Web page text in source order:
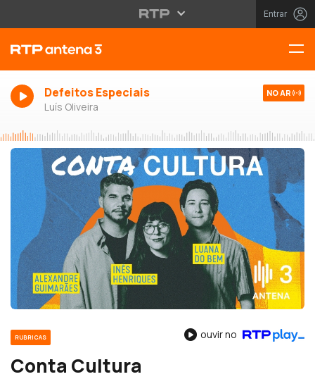
Entrar
Defeitos Especiais
Luís Oliveira
NO AR
ouvir no
RUBRICAS
Conta Cultura